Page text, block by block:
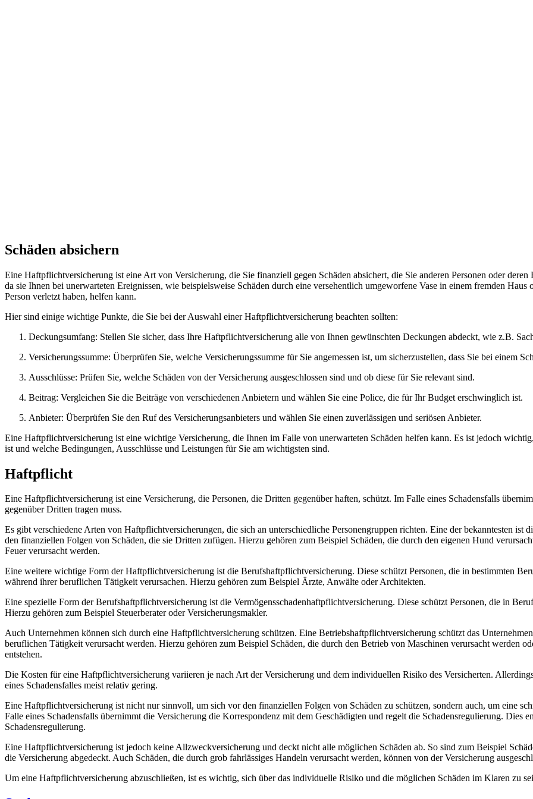
Schäden absichern
Eine Haftpflichtversicherung ist eine Art von Versicherung, die Sie finanziell gegen Schäden absichert, die Sie anderen Personen oder
da sie Ihnen bei unerwarteten Ereignissen, wie beispielsweise Schäden durch eine versehentlich umgeworfene Vase in einem fremden
Person verletzt haben, helfen kann.
Hier sind einige wichtige Punkte, die Sie bei der Auswahl einer Haftpflichtversicherung beachten sollten:
Deckungsumfang: Stellen Sie sicher, dass Ihre Haftpflichtversicherung alle von Ihnen gewünschten Deckungen abdeckt, wie z.B.
Versicherungssumme: Überprüfen Sie, welche Versicherungssumme für Sie angemessen ist, um sicherzustellen, dass Sie bei einem
Ausschlüsse: Prüfen Sie, welche Schäden von der Versicherung ausgeschlossen sind und ob diese für Sie relevant sind.
Beitrag: Vergleichen Sie die Beiträge von verschiedenen Anbietern und wählen Sie eine Police, die für Ihr Budget erschwinglich ist.
Anbieter: Überprüfen Sie den Ruf des Versicherungsanbieters und wählen Sie einen zuverlässigen und seriösen Anbieter.
Eine Haftpflichtversicherung ist eine wichtige Versicherung, die Ihnen im Falle von unerwarteten Schäden helfen kann. Es ist jedoch
ist und welche Bedingungen, Ausschlüsse und Leistungen für Sie am wichtigsten sind.
Haftpflicht
Eine Haftpflichtversicherung ist eine Versicherung, die Personen, die Dritten gegenüber haften, schützt. Im Falle eines Schadensfalls
gegenüber Dritten tragen muss.
Es gibt verschiedene Arten von Haftpflichtversicherungen, die sich an unterschiedliche Personengruppen richten. Eine der bekanntesten
den finanziellen Folgen von Schäden, die sie Dritten zufügen. Hierzu gehören zum Beispiel Schäden, die durch den eigenen Hund
Feuer verursacht werden.
Eine weitere wichtige Form der Haftpflichtversicherung ist die Berufshaftpflichtversicherung. Diese schützt Personen, die in bestimmten
während ihrer beruflichen Tätigkeit verursachen. Hierzu gehören zum Beispiel Ärzte, Anwälte oder Architekten.
Eine spezielle Form der Berufshaftpflichtversicherung ist die Vermögensschadenhaftpflichtversicherung. Diese schützt Personen, die in
Hierzu gehören zum Beispiel Steuerberater oder Versicherungsmakler.
Auch Unternehmen können sich durch eine Haftpflichtversicherung schützen. Eine Betriebshaftpflichtversicherung schützt das
beruflichen Tätigkeit verursacht werden. Hierzu gehören zum Beispiel Schäden, die durch den Betrieb von Maschinen verursacht werden
entstehen.
Die Kosten für eine Haftpflichtversicherung variieren je nach Art der Versicherung und dem individuellen Risiko des Versicherten.
eines Schadensfalles meist relativ gering.
Eine Haftpflichtversicherung ist nicht nur sinnvoll, um sich vor den finanziellen Folgen von Schäden zu schützen, sondern auch, um eine
Falle eines Schadensfalls übernimmt die Versicherung die Korrespondenz mit dem Geschädigten und regelt die Schadensregulierung. Dies
Schadensregulierung.
Eine Haftpflichtversicherung ist jedoch keine Allzweckversicherung und deckt nicht alle möglichen Schäden ab. So sind zum Beispiel
die Versicherung abgedeckt. Auch Schäden, die durch grob fahrlässiges Handeln verursacht werden, können von der Versicherung
Um eine Haftpflichtversicherung abzuschließen, ist es wichtig, sich über das individuelle Risiko und die möglichen Schäden im Klaren zu